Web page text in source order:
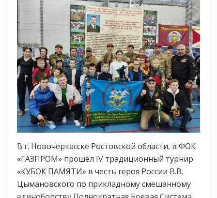
В г. Новочеркасске Ростовской области, в ФОК
«ГАЗПРОМ» прошёл IV традиционный турнир
«КУБОК ПАМЯТИ» в честь героя России В.В.
Цымановского по прикладному смешанному